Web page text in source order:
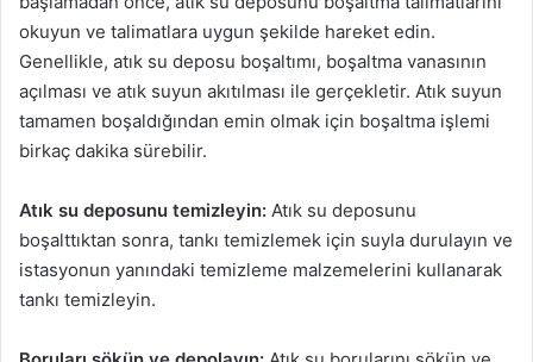
okuyun ve talimatlara uygun şekilde hareket edin.
Genellikle, atık su deposu boşaltımı, boşaltma vanasının
açılması ve atık suyun akıtılması ile gerçekletir. Atık suyun
tamamen boşaldığından emin olmak için boşaltma işlemi
birkaç dakika sürebilir.
Atık su deposunu temizleyin: Atık su deposunu
boşalttıktan sonra, tankı temizlemek için suyla durulayın ve
istasyonun yanındaki temizleme malzemelerini kullanarak
tankı temizleyin.